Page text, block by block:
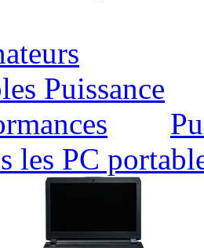
les PC